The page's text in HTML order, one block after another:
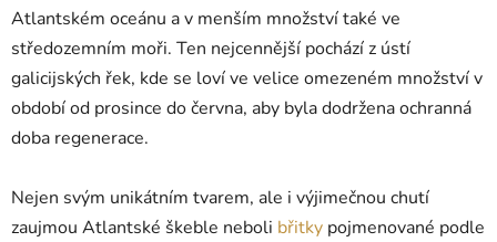
Atlantském oceánu a v menším množství také ve
středozemním moři. Ten nejcennější pochází z ústí
galicijských řek, kde se loví ve velice omezeném množství v
období od prosince do června, aby byla dodržena ochranná
doba regenerace.
Nejen svým unikátním tvarem, ale i výjimečnou chutí
zaujmou Atlantské škeble neboli břitky pojmenované podle